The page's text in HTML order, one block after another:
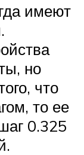
имеют
но
что
то ее
0.325